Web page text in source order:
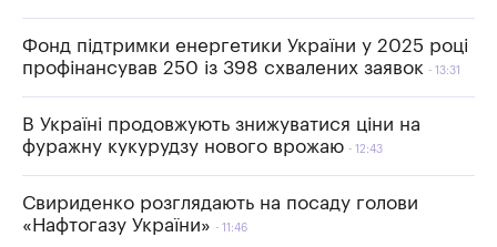
Фонд підтримки енергетики України у 2025 році
профінансував 250 із 398 схвалених заявок
13:31
В Україні продовжують знижуватися ціни на
фуражну кукурудзу нового врожаю
12:43
Свириденко розглядають на посаду голови
«Нафтогазу України»
11:46